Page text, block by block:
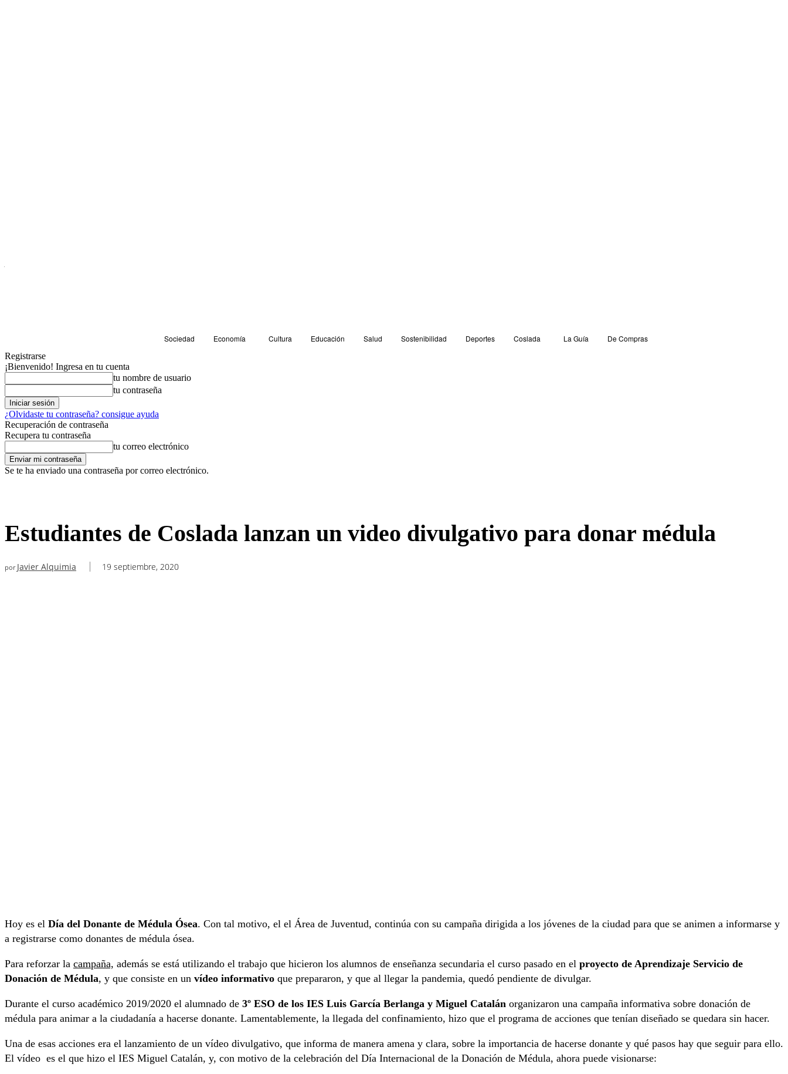
Sociedad Economía Cultura Educación Salud Sostenibilidad Deportes Coslada La Guía
De Compras
Registrarse
¡Bienvenido! Ingresa en tu cuenta
tu nombre de usuario
tu contraseña
¿Olvidaste tu contraseña? consigue ayuda
Recuperación de contraseña
Recupera tu contraseña
tu correo electrónico
Se te ha enviado una contraseña por correo electrónico.
Estudiantes de Coslada lanzan un video divulgativo para donar médula
por Javier Alquimia 19 septiembre, 2020
Hoy es el Día del Donante de Médula Ósea. Con tal motivo, el el Área de Juventud, continúa con su campaña dirigida a los jóvenes de la ciudad para que se animen a informarse y
a registrarse como donantes de médula ósea.
Para reforzar la campaña, además se está utilizando el trabajo que hicieron los alumnos de enseñanza secundaria el curso pasado en el proyecto de Aprendizaje Servicio de
Donación de Médula, y que consiste en un vídeo informativo que prepararon, y que al llegar la pandemia, quedó pendiente de divulgar.
Durante el curso académico 2019/2020 el alumnado de 3º ESO de los IES Luis García Berlanga y Miguel Catalán organizaron una campaña informativa sobre donación de
médula para animar a la ciudadanía a hacerse donante. Lamentablemente, la llegada del confinamiento, hizo que el programa de acciones que tenían diseñado se quedara sin hacer.
Una de esas acciones era el lanzamiento de un vídeo divulgativo, que informa de manera amena y clara, sobre la importancia de hacerse donante y qué pasos hay que seguir para ello.
El vídeo es el que hizo el IES Miguel Catalán, y, con motivo de la celebración del Día Internacional de la Donación de Médula, ahora puede visionarse: